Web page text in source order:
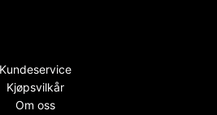
Kundeservice
Kjøpsvilkår
Om oss